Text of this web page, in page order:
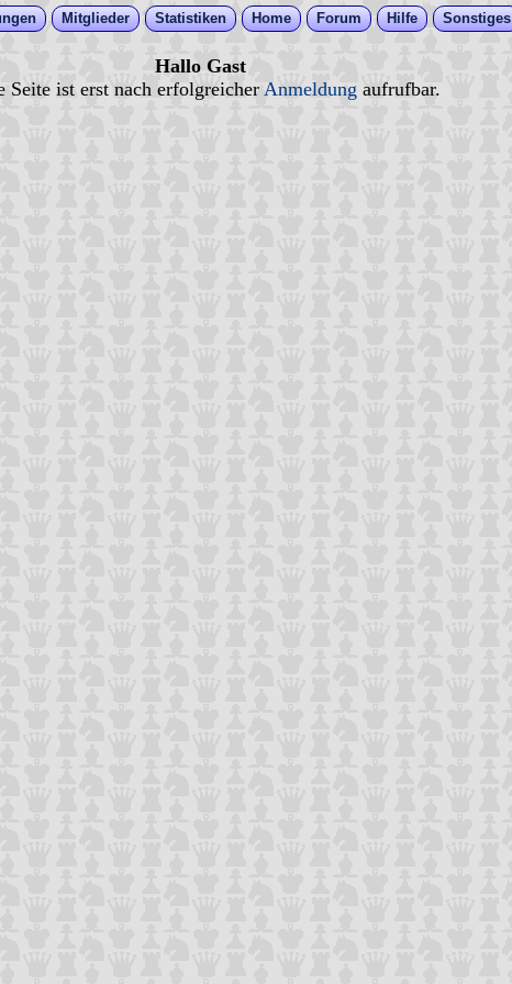
Mitglieder Statistiken Home Forum Hilfe Sonstiges
Hallo Gast
Seite ist erst nach erfolgreicherAnmeldung aufrufbar.